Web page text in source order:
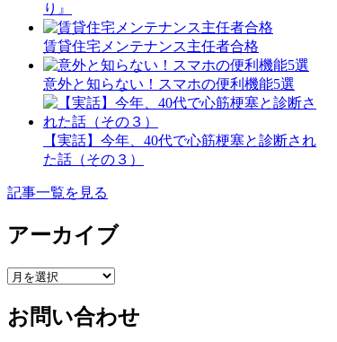
り』
賃貸住宅メンテナンス主任者合格
意外と知らない！スマホの便利機能5選
【実話】今年、40代で心筋梗塞と診断され
た話（その３）
記事一覧を見る
アーカイブ
ア
カ
イ
お問い合わせ